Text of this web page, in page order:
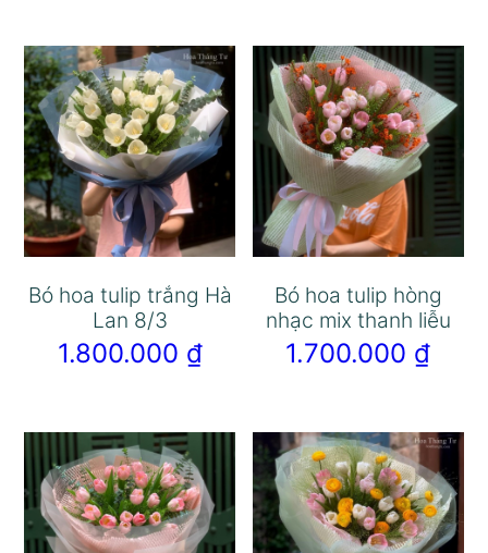
Bó hoa tulip trắng Hà
Lan 8/3
1.800.000 ₫
Bó hoa tulip hòng
nhạc mix thanh liễu
1.700.000 ₫